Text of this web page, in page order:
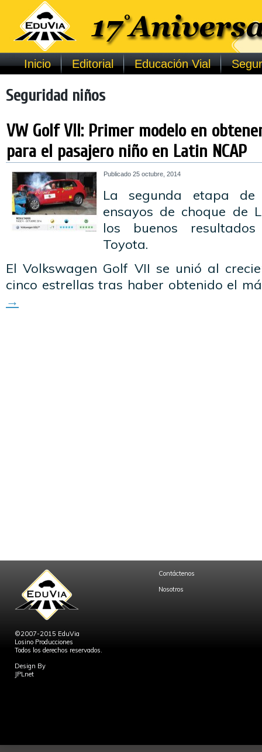
Inicio Editorial Educación Vial
Seguridad niños
VW Golf VII: Primer modelo en
para el pasajero niño en Latin NCAP
Publicado 25 octubre, 2014
La segunda etapa
ensayos de choque de
los buenos
Toyota.
El Volkswagen Golf VII se unió al
cinco estrellas tras haber obtenido el
→
©2007-2015 EduVia
Losino Producciones
Todos los derechos reservados.
Design By
JPLnet
Contáctenos
Nosotros